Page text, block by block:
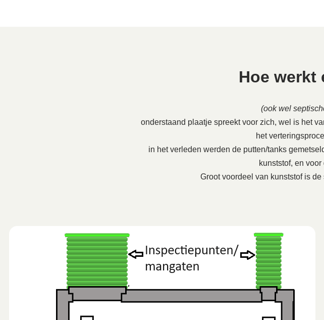
Hoe werkt
(ook wel
onderstaand plaatje spreekt voor zich, wel is het
het
in het verleden werden de putten/tanks
kunststof, en
Groot voordeel van kunststof is